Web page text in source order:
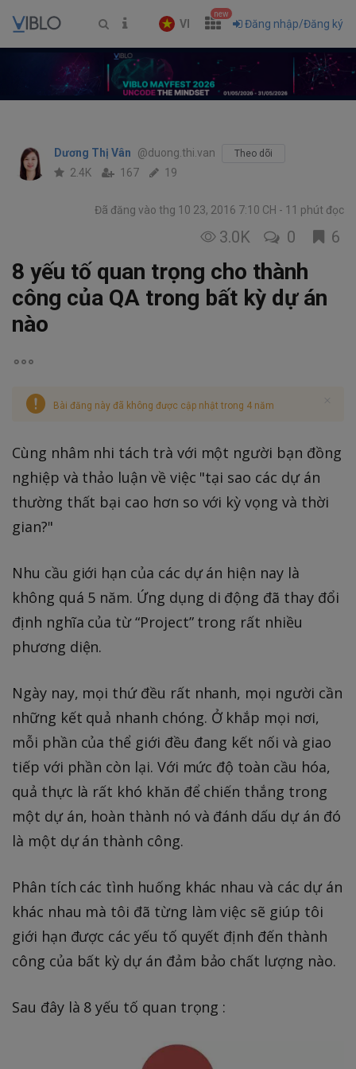
VI
new
Đăng nhập/Đăng ký
Dương Thị Vân @duong.thi.van Theo dõi
2.4K 167 19
Đã đăng vào thg 10 23, 2016 7:10 CH 11 phút đọc
3.0K 0 6
8 yếu tố quan trọng cho thành
công của QA trong bất kỳ dự án
nào
Bài đăng này đã không được cập nhật trong 4 năm
Cùng nhâm nhi tách trà với một người bạn đồng
nghiệp và thảo luận về việc "tại sao các dự án
thường thất bại cao hơn so với kỳ vọng và thời
gian?"
Nhu cầu giới hạn của các dự án hiện nay là
không quá 5 năm. Ứng dụng di động đã thay đổi
định nghĩa của từ “Project” trong rất nhiều
phương diện.
Ngày nay, mọi thứ đều rất nhanh, mọi người cần
những kết quả nhanh chóng. Ở khắp mọi nơi,
mỗi phần của thể giới đều đang kết nối và giao
tiếp với phần còn lại. Với mức độ toàn cầu hóa,
quả thực là rất khó khăn để chiến thắng trong
một dự án, hoàn thành nó và đánh dấu dự án đó
là một dự án thành công.
Phân tích các tình huống khác nhau và các dự án
khác nhau mà tôi đã từng làm việc sẽ giúp tôi
giới hạn được các yếu tố quyết định đến thành
công của bất kỳ dự án đảm bảo chất lượng nào.
Sau đây là 8 yếu tố quan trọng :